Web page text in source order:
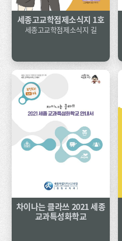
세종고교학점제소식지 1호
세종고교학점제소식지 길
차이나는 클라쓰 2021 세종
교과특성화학교